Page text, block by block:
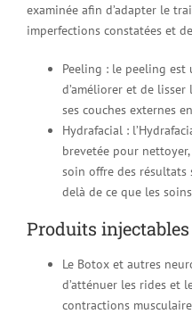
examinée afin d’adapter le
imperfections constatées et
Peeling : le peeling est
d’améliorer et de
ses couches externes
Hydrafacial :
brevetée pour
soin offre des
delà de ce que les
Produits injectables
Le Botox et autres
d’atténuer les rides et
contractions